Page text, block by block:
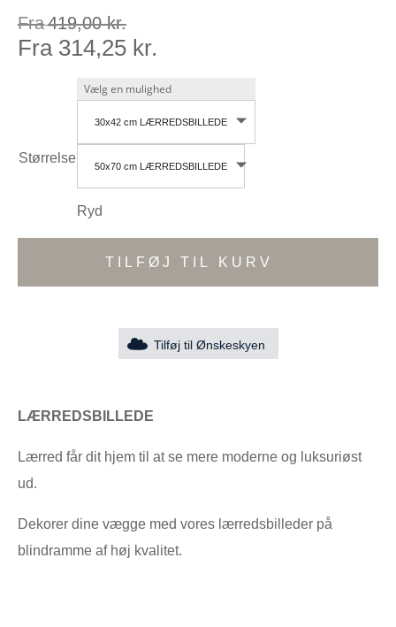
Fra419,00kr.
Fra 314,25 kr.
Størrelse
30x42 cm LÆRREDSBILLEDE
50x70 cm LÆRREDSBILLEDE
Ryd
TILFØJ TIL KURV
Tilføj til Ønskeskyen
LÆRREDSBILLEDE
Lærred får dit hjem til at se mere moderne og luksuriøst
ud.
Dekorer dine vægge med vores lærredsbilleder på
blindramme af høj kvalitet.